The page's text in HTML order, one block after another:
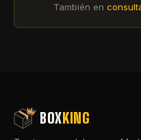
También en
BOXKING